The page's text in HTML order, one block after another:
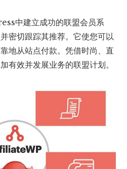
中建立成功的联盟会员系
密切跟踪其推荐。它使您可以
地从站点付款。凭借时尚、直
有效并发展业务的联盟计划。